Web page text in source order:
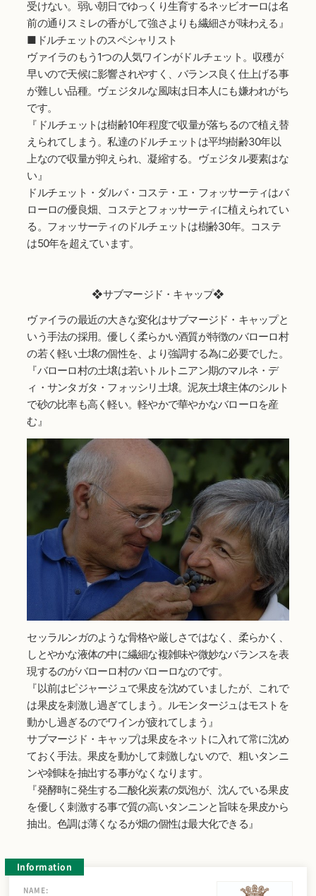
受けない。弱い朝日でゆっくり生育するネッビオーロは名
前の通りスミレの香がして強さよりも繊細さが味わえる』
■ドルチェットのスペシャリスト
ヴァイラのもう1つの人気ワインがドルチェット。収穫が
早いので天候に影響されやすく、バランス良く仕上げる事
が難しい品種。ヴェジタルな風味は日本人にも嫌われがち
です。
『ドルチェットは樹齢10年程度で収量が落ちるので植え替
えられてしまう。私達のドルチェットは平均樹齢30年以
上なので収量が抑えられ、凝縮する。ヴェジタル要素はな
い』
ドルチェット・ダルバ・コステ・エ・フォッサーティはバ
ローロの優良畑、コステとフォッサーティに植えられてい
る。フォッサーティのドルチェットは樹齢30年。コステ
は50年を超えています。
❖サブマージド・キャップ❖
ヴァイラの最近の大きな変化はサブマージド・キャップと
いう手法の採用。優しく柔らかい酒質が特徴のバローロ村
の若く軽い土壌の個性を、より強調する為に必要でした。
『バローロ村の土壌は若いトルトニアン期のマルネ・デ
ィ・サンタガタ・フォッシリ土壌。泥灰土壌主体のシルト
で砂の比率も高く軽い。軽やかで華やかなバローロを産
む』
セッラルンガのような骨格や厳しさではなく、柔らかく、
しとやかな液体の中に繊細な複雑味や微妙なバランスを表
現するのがバローロ村のバローロなのです。
『以前はピジャージュで果皮を沈めていましたが、これで
は果皮を刺激し過ぎてしまう。ルモンタージュはモストを
動かし過ぎるのでワインが疲れてしまう』
サブマージド・キャップは果皮をネットに入れて常に沈め
ておく手法。果皮を動かして刺激しないので、粗いタンニ
ンや雑味を抽出する事がなくなります。
『発酵時に発生する二酸化炭素の気泡が、沈んでいる果皮
を優しく刺激する事で質の高いタンニンと旨味を果皮から
抽出。色調は薄くなるが畑の個性は最大化できる』
Information
NAME: